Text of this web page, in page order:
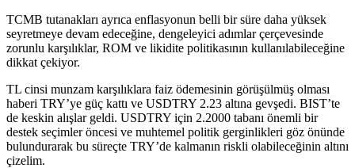
TCMB tutanakları ayrıca enflasyonun belli bir süre daha yüksek
seyretmeye devam edeceğine, dengeleyici adımlar çerçevesinde
zorunlu karşılıklar, ROM ve likidite politikasının kullanılabileceğine
dikkat çekiyor.
TL cinsi munzam karşılıklara faiz ödemesinin görüşülmüş olması
haberi TRY’ye güç kattı ve USDTRY 2.23 altına gevşedi. BIST’te
de keskin alışlar geldi. USDTRY için 2.2000 tabanı önemli bir
destek seçimler öncesi ve muhtemel politik gerginlikleri göz önünde
bulundurarak bu süreçte TRY’de kalmanın riskli olabileceğinin altını
çizelim.